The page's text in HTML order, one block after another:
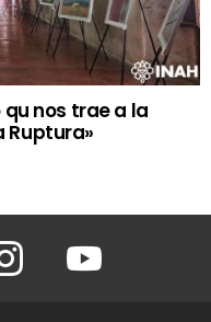
qu nos trae a la
Ruptura»
Instagram